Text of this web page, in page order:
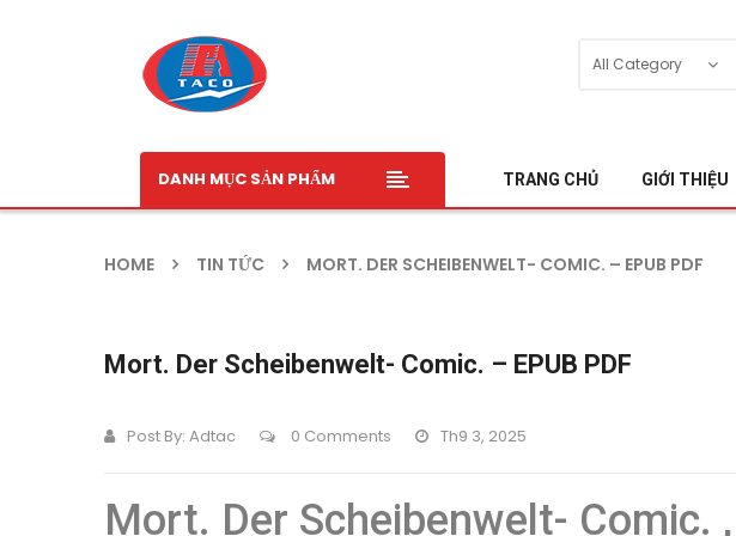
DANH MỤC SẢN PHẨM TRANG CHỦ GIỚI THIỆU
HOME TIN TỨC MORT. DER SCHEIBENWELT- COMIC. – EPUB PDF
Mort. Der Scheibenwelt- Comic. – EPUB PDF
Post By: Adtac 0 Comments Th9 3, 2025
Mort. Der Scheibenwelt- Comic.